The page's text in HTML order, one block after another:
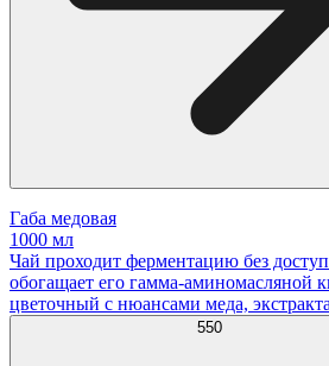
Габа медовая
1000 мл
Чай проходит ферментацию без
обогащает его гамма-аминомасляной
цветочный с нюансами меда,
550